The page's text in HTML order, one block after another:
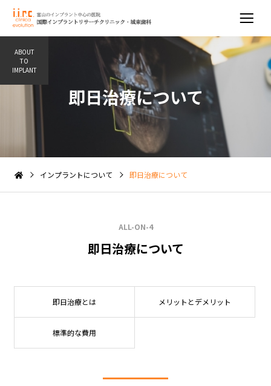
即日治療について
ABOUT
TO
IMPLANT
インプラントについて 即日治療について
ALL-ON-4
即日治療について
即日治療とは メリットとデメリット
標準的な費用